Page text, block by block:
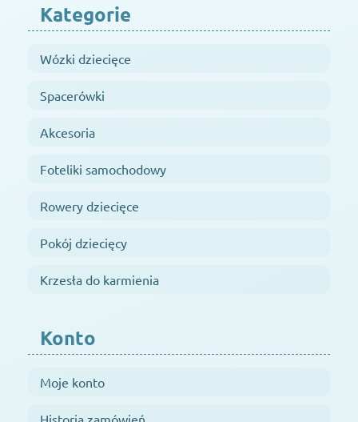
Kategorie
Wózki dziecięce
Spacerówki
Akcesoria
Foteliki samochodowy
Rowery dziecięce
Pokój dziecięcy
Krzesła do karmienia
Konto
Moje konto